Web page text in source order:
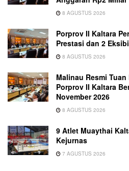
8 AGUSTUS 2026
Porprov II Kaltara
Prestasi dan 2
8 AGUSTUS 2026
Malinau Resmi
Porprov II Kaltara
November 2026
8 AGUSTUS 2026
9 Atlet Muaythai
Kejurnas
7 AGUSTUS 2026